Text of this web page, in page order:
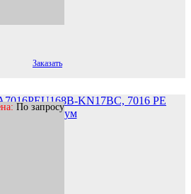
Заказать
KN17BC, 7016 PE
Премиум
По запросу